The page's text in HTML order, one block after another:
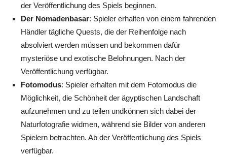
der Veröffentlichung des Spiels beginnen.
Der Nomadenbasar: Spieler erhalten von einem fahrenden
Händler tägliche Quests, die der Reihenfolge nach
absolviert werden müssen und bekommen dafür
mysteriöse und exotische Belohnungen. Nach der
Veröffentlichung verfügbar.
Fotomodus: Spieler erhalten mit dem Fotomodus die
Möglichkeit, die Schönheit der ägyptischen Landschaft
aufzunehmen und zu teilen undkönnen sich dabei der
Naturfotografie widmen, während sie Bilder von anderen
Spielern betrachten. Ab der Veröffentlichung des Spiels
verfügbar.